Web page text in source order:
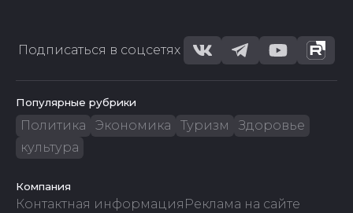
Подписаться в соцсетях
Популярные рубрики
Политика Экономика Туризм
Здоровье
культура
Компания
Контактная информация Реклама на сайте